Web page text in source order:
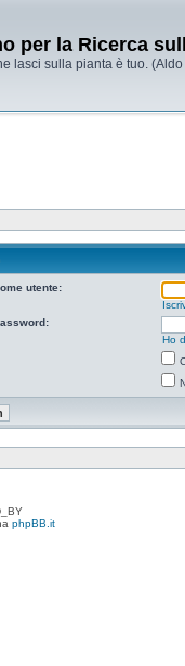
per la Ricerca
lasci sulla pianta è tuo.
utente:
Ho
phpBB.it